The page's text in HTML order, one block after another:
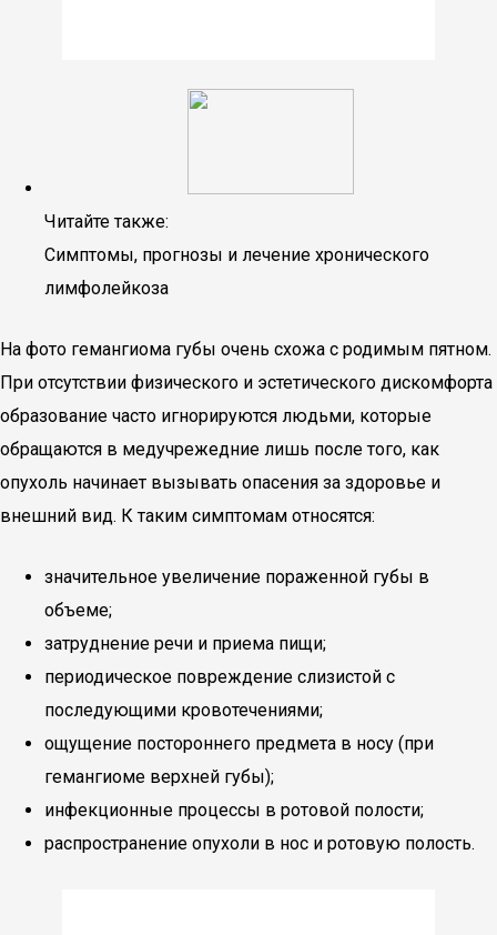
Читайте также:
Симптомы, прогнозы и лечение хронического
лимфолейкоза
На фото гемангиома губы очень схожа с родимым пятном.
При отсутствии физического и эстетического дискомфорта
образование часто игнорируются людьми, которые
обращаются в медучрежедние лишь после того, как
опухоль начинает вызывать опасения за здоровье и
внешний вид. К таким симптомам относятся:
значительное увеличение пораженной губы в
объеме;
затруднение речи и приема пищи;
периодическое повреждение слизистой с
последующими кровотечениями;
ощущение постороннего предмета в носу (при
гемангиоме верхней губы);
инфекционные процессы в ротовой полости;
распространение опухоли в нос и ротовую полость.